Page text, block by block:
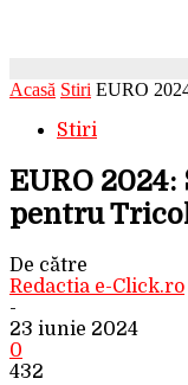
Acasă Stiri EURO
Stiri
EURO
pentru
De către
Redactia e-Click.ro
-
23 iunie 2024
0
432